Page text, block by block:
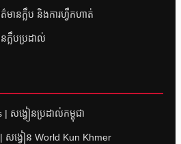
ានក្លឹប និងការហ្វឹកហាត់
ក្លឹបប្រដាល់
សង្វៀនប្រដាល់កម្ពុជា
សង្វៀន World Kun Khmer